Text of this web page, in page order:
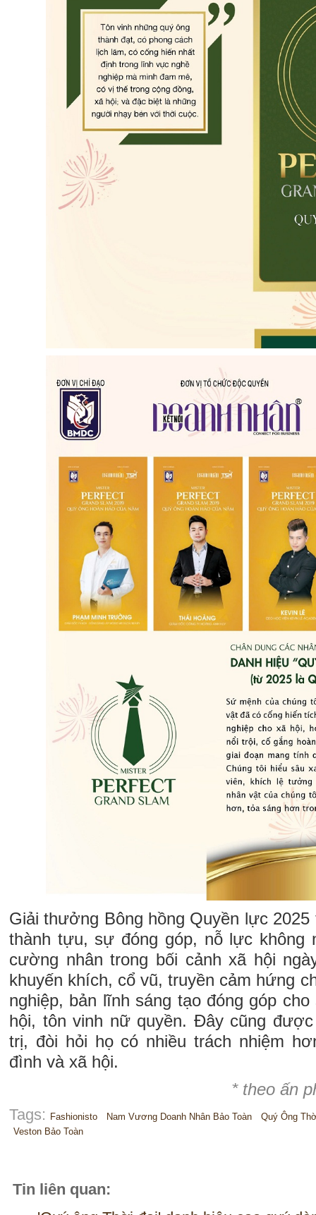
Giải thưởng Bông hồng Quyền lực
thành tựu, sự đóng góp, nỗ lực không
cường nhân trong bối cảnh xã hội
khuyến khích, cổ vũ, truyền cảm hứng
nghiệp, bản lĩnh sáng tạo đóng góp
hội, tôn vinh nữ quyền. Đây cũng
trị, đòi hỏi họ có nhiều trách nhiệm
đình và xã hội.
* theo ấn
Tags: Fashionisto Nam Vương Doanh Nhân Bảo Toàn
Quý Ông
Veston Bảo Toàn
Tin liên quan: